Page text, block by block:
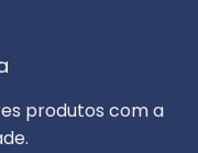
produtos com a